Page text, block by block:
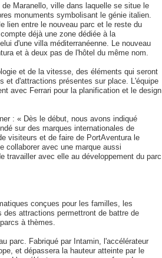
Maranello, ville dans laquelle se situe le
monuments symbolisant le génie italien.
lien entre le nouveau parc et le reste du
déjà une zone dédiée à la
d'une villa méditerranéenne. Le nouveau
et à deux pas de l'hôtel du même nom.
et de la vitesse, des éléments qui seront
et d'attractions présentes sur place. L'équipe
avec Ferrari pour la planification et le design
: « Dès le début, nous avons indiqué
sur des marques internationales de
visiteurs et de faire de PortAventura le
collaborer avec une marque aussi
travailler avec elle au développement du parc
conçues pour les familles, les
attractions permettront de battre de
à thèmes.
parc. Fabriqué par Intamin, l'accélérateur
et dépassera la hauteur atteinte par le